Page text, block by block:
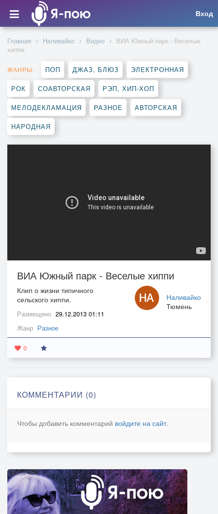
Вход
Главная Наливайко Видео
ВИА Южный парк - Веселые
хиппи
ЖАНРЫ: ПОП ДЖАЗ, БЛЮЗ ЭЛЕКТРОННАЯ
РОК СОАВТОРСКАЯ РЭП, ХИП-ХОП
МЕЛОДЕКЛАМАЦИЯ РАЗНОЕ АВТОРСКАЯ
НАРОДНАЯ
ВИА Южный парк - Веселые хиппи
Наливайко
Тюмень
Клип о жизни типичного
сельского хиппи.
Размещено 29.12.2013 01:11
Жанр Разное
0
КОММЕНТАРИИ (0)
Чтобы добавить комментарий войдите на сайт.